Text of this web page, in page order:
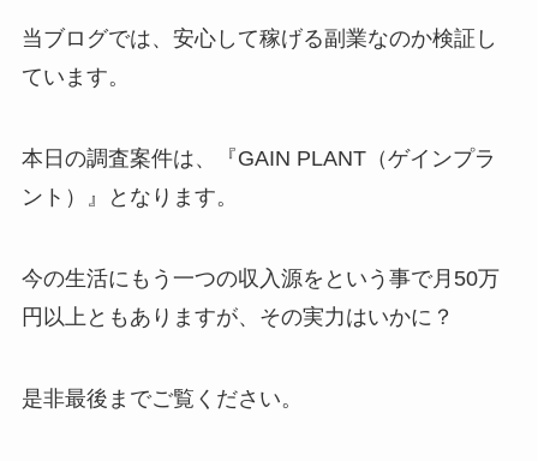
当ブログでは、安心して稼げる副業なのか検証し
ています。
本日の調査案件は、『GAIN PLANT（ゲインプラ
ント）』となります。
今の生活にもう一つの収入源をという事で月50万
円以上ともありますが、その実力はいかに？
是非最後までご覧ください。